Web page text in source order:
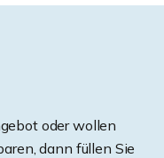
oder wollen
dann füllen Sie